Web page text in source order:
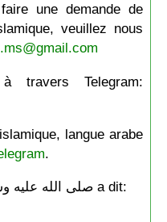
une demande de
veuillez nous
travers Telegram:
langue arabe
.
Le Messager de Allâh صلى الله عليه وسلّم a dit: